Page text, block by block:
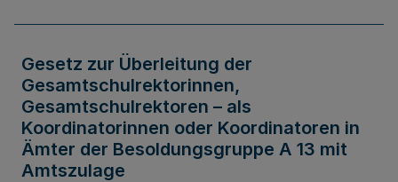
Gesetz zur Überleitung der
Gesamtschulrektorinnen,
Gesamtschulrektoren – als
Koordinatorinnen oder Koordinatoren in
Ämter der Besoldungsgruppe A 13 mit
Amtszulage